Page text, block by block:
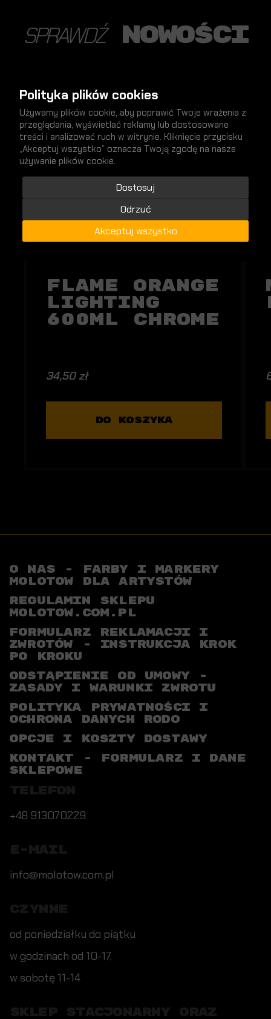
SPRAWDŹ nowości
Flame Orange
Lighting
600ml Chrome
34,50 zł
DO KOSZYKA
NOWY
O NAS - FARBY I MARKERY
MOLOTOW DLA ARTYSTÓW
REGULAMIN SKLEPU
MOLOTOW.COM.PL
FORMULARZ REKLAMACJI I
ZWROTÓW - INSTRUKCJA KROK
PO KROKU
ODSTĄPIENIE OD UMOWY -
ZASADY I WARUNKI ZWROTU
POLITYKA PRYWATNOŚCI I
OCHRONA DANYCH RODO
OPCJE I KOSZTY DOSTAWY
KONTAKT - FORMULARZ I DANE
SKLEPOWE
+48 913070229
info@molotow.com.pl
od poniedziałku do piątku
w godzinach od 10-17,
w sobotę 11-14
Polityka plików cookies
Używamy plików cookie, aby poprawić Twoje wrażenia z
przeglądania, wyświetlać reklamy lub dostosowane
treści i analizować ruch w witrynie. Kliknięcie przycisku
„Akceptuj wszystko” oznacza Twoją zgodę na nasze
używanie plików cookie.
Dostosuj
Odrzuć
Akceptuj wszystko